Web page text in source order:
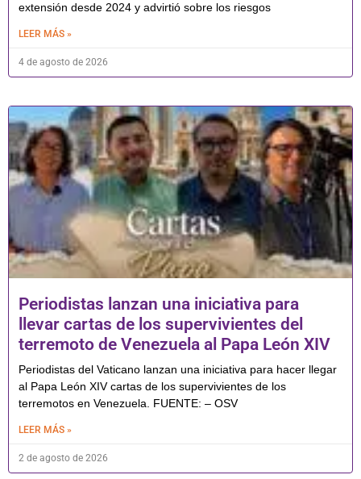
extensión desde 2024 y advirtió sobre los riesgos
LEER MÁS »
4 de agosto de 2026
Periodistas lanzan una iniciativa para
llevar cartas de los supervivientes del
terremoto de Venezuela al Papa León XIV
Periodistas del Vaticano lanzan una iniciativa para hacer llegar
al Papa León XIV cartas de los supervivientes de los
terremotos en Venezuela. FUENTE: – OSV
LEER MÁS »
2 de agosto de 2026